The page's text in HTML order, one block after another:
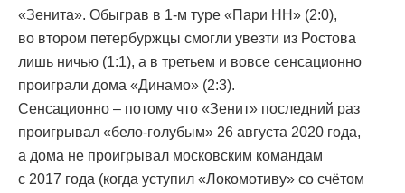
«Зенита». Обыграв в 1-м туре «Пари НН» (2:0),
во втором петербуржцы смогли увезти из Ростова
лишь ничью (1:1), а в третьем и вовсе сенсационно
проиграли дома «Динамо» (2:3).
Сенсационно – потому что «Зенит» последний раз
проигрывал «бело-голубым» 26 августа 2020 года,
а дома не проигрывал московским командам
с 2017 года (когда уступил «Локомотиву» со счётом